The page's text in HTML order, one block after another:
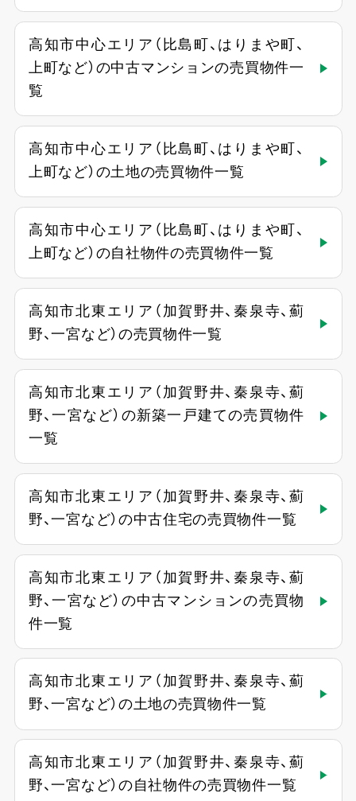
高知市中心エリア（比島町、はりまや町、
上町など）の中古マンションの売買物件一
覧
高知市中心エリア（比島町、はりまや町、
上町など）の土地の売買物件一覧
高知市中心エリア（比島町、はりまや町、
上町など）の自社物件の売買物件一覧
高知市北東エリア（加賀野井、秦泉寺、薊
野、一宮など）の売買物件一覧
高知市北東エリア（加賀野井、秦泉寺、薊
野、一宮など）の新築一戸建ての売買物件
一覧
高知市北東エリア（加賀野井、秦泉寺、薊
野、一宮など）の中古住宅の売買物件一覧
高知市北東エリア（加賀野井、秦泉寺、薊
野、一宮など）の中古マンションの売買物
件一覧
高知市北東エリア（加賀野井、秦泉寺、薊
野、一宮など）の土地の売買物件一覧
高知市北東エリア（加賀野井、秦泉寺、薊
野、一宮など）の自社物件の売買物件一覧